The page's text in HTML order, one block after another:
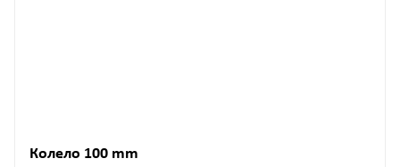
Колело 100 mm